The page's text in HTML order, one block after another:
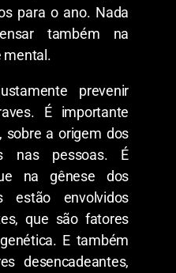
para o ano. Nada
também na
mental.
prevenir
É importante
sobre a origem dos
nas pessoas. É
na gênese dos
estão envolvidos
que são fatores
E também
desencadeantes,